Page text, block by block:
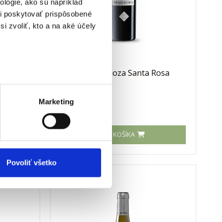
ako sú napríklad
poskytovať prispôsobené
zvoliť, kto a na aké účely
prstov).
. Súhlas môžete
v oblasti sociálnych
ktoré ste im poskytli
Marketing
Povoliť všetko
Brut
Enrique Mendoza Santa Rosa
2020
Vaša cena
27,70 €
DO KOŠÍKA